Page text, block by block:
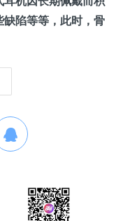
缺陷等等，此时，骨